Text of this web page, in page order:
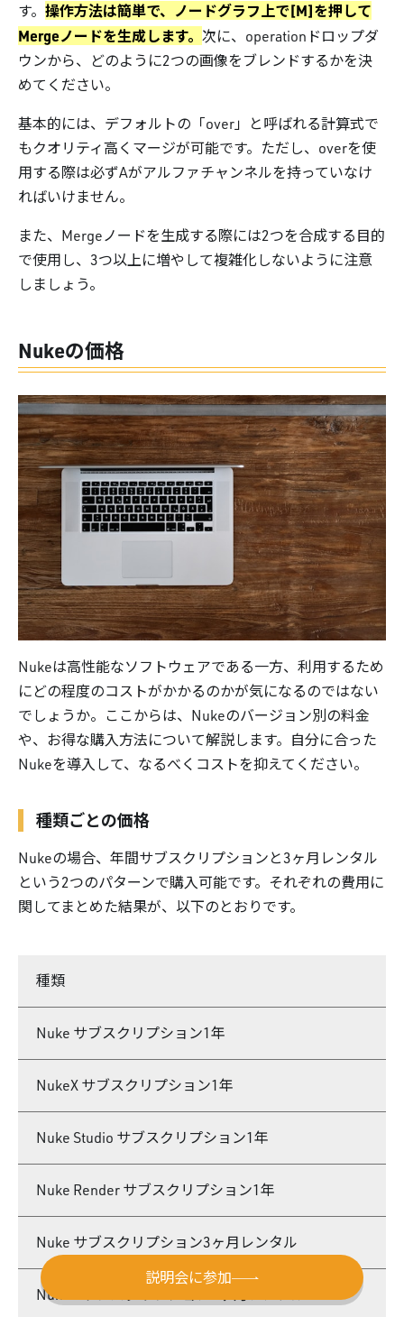
す。 操作方法は簡単で、ノードグラフ上で[M]を押して
Mergeノードを生成します。 次に、operationドロップダ
ウンから、どのように2つの画像をブレンドするかを決
めてください。
基本的には、デフォルトの「over」と呼ばれる計算式で
もクオリティ高くマージが可能です。ただし、overを使
用する際は必ずAがアルファチャンネルを持っていなけ
ればいけません。
また、Mergeノードを生成する際には2つを合成する目的
で使用し、3つ以上に増やして複雑化しないように注意
しましょう。
Nukeの価格
Nukeは高性能なソフトウェアである一方、利用するため
にどの程度のコストがかかるのかが気になるのではない
でしょうか。ここからは、Nukeのバージョン別の料金
や、お得な購入方法について解説します。自分に合った
Nukeを導入して、なるべくコストを抑えてください。
種類ごとの価格
Nukeの場合、年間サブスクリプションと3ヶ月レンタル
という2つのパターンで購入可能です。それぞれの費用に
関してまとめた結果が、以下のとおりです。
種類
Nuke サブスクリプション1年
NukeX サブスクリプション1年
Nuke Studio サブスクリプション1年
Nuke Render サブスクリプション1年
Nuke サブスクリプション3ヶ月レンタル
NukeX サブスクリプション3ヶ月レンタル
説明会に参加